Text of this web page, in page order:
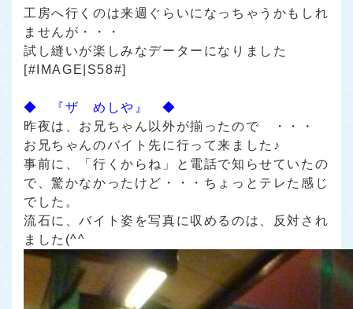
工房へ行くのは来週ぐらいになっちゃうかもしれ
ませんが・・・
試し縫いが楽しみなデーターになりました
[#IMAGE|S58#]
◆ 『ザ めしや』 ◆
昨夜は、お兄ちゃん以外が揃ったので ・・・
お兄ちゃんのバイト先に行って来ました♪
事前に、「行くからね」と電話で知らせていたの
で、驚かなかったけど・・・ちょっとテレた感じ
でした。
流石に、バイト姿を写真に収めるのは、反対され
ました(^^ゞ